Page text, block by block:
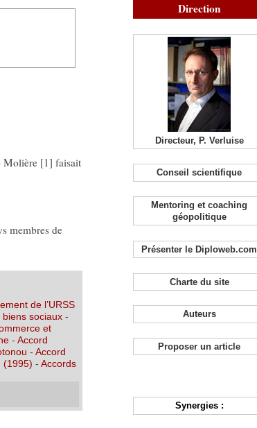
Molière [1] faisait
membres de
de l’URSS
biens sociaux-
et
- Accord
- Accord
(1995) - Accords
Direction
Directeur, P. Verluise
Conseil scientifique
Mentoring et coaching
géopolitique
Présenter le Diploweb.com
Charte du site
Auteurs
Proposer un article
Synergies :